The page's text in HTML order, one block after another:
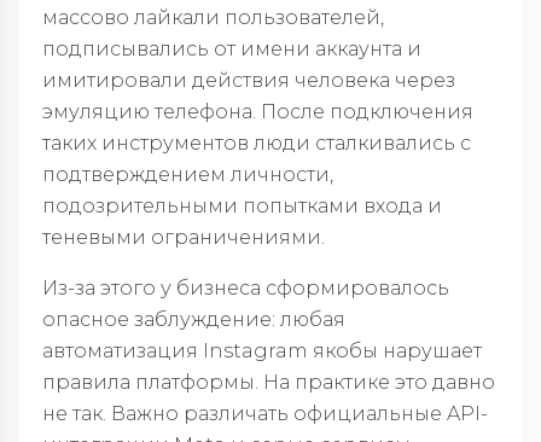
массово лайкали пользователей,
подписывались от имени аккаунта и
имитировали действия человека через
эмуляцию телефона. После подключения
таких инструментов люди сталкивались с
подтверждением личности,
подозрительными попытками входа и
теневыми ограничениями.
Из-за этого у бизнеса сформировалось
опасное заблуждение: любая
автоматизация Instagram якобы нарушает
правила платформы. На практике это давно
не так. Важно различать официальные API-